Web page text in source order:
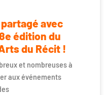
partagé avec
édition du
du Récit !
et nombreuses à
aux événements